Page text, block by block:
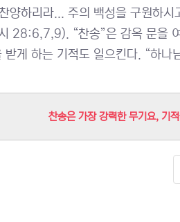
양하리라... 주의 백성을 구원하
28:6,7,9). “찬송”은 감옥 문을
게 하는 기적도 일으킨다. “하
찬송은 가장 강력한 무기요, 기